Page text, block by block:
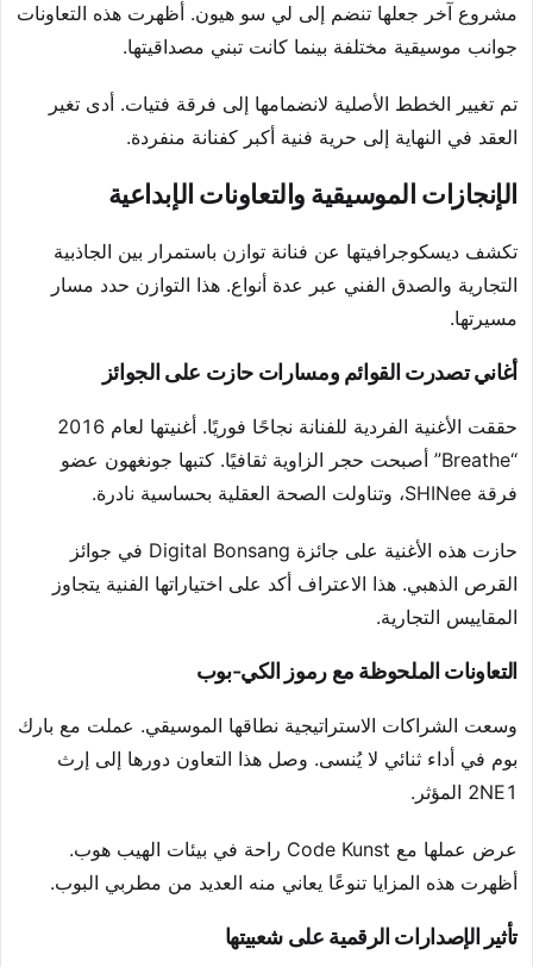
مشروع آخر جعلها تنضم إلى لي سو هيون. أظهرت هذه التعاونات
جوانب موسيقية مختلفة بينما كانت تبني مصداقيتها.
تم تغيير الخطط الأصلية لانضمامها إلى فرقة فتيات. أدى تغير
العقد في النهاية إلى حرية فنية أكبر كفنانة منفردة.
الإنجازات الموسيقية والتعاونات الإبداعية
تكشف ديسكوجرافيتها عن فنانة توازن باستمرار بين الجاذبية
التجارية والصدق الفني عبر عدة أنواع. هذا التوازن حدد مسار
مسيرتها.
أغاني تصدرت القوائم ومسارات حازت على الجوائز
حققت الأغنية الفردية للفنانة نجاحًا فوريًا. أغنيتها لعام 2016
“Breathe” أصبحت حجر الزاوية ثقافيًا. كتبها جونغهون عضو
فرقة SHINee، وتناولت الصحة العقلية بحساسية نادرة.
حازت هذه الأغنية على جائزة Digital Bonsang في جوائز
القرص الذهبي. هذا الاعتراف أكد على اختياراتها الفنية يتجاوز
المقاييس التجارية.
التعاونات الملحوظة مع رموز الكي-بوب
وسعت الشراكات الاستراتيجية نطاقها الموسيقي. عملت مع بارك
بوم في أداء ثنائي لا يُنسى. وصل هذا التعاون دورها إلى إرث
2NE1 المؤثر.
عرض عملها مع Code Kunst راحة في بيئات الهيب هوب.
أظهرت هذه المزايا تنوعًا يعاني منه العديد من مطربي البوب.
تأثير الإصدارات الرقمية على شعبيتها